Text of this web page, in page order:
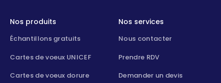
Nos produits
Échantillons gratuits
Cartes de voeux UNICEF
Cartes de voeux dorure
Nos services
Nous contacter
Prendre RDV
Demander un devis